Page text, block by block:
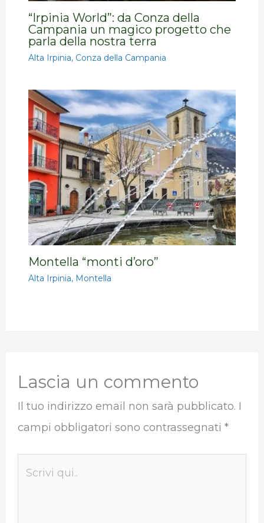
“Irpinia World”: da Conza della
Campania un magico progetto che
parla della nostra terra
Alta Irpinia, Conza della Campania
Montella “monti d’oro”
Alta Irpinia, Montella
Lascia un commento
Il tuo indirizzo email non sarà pubblicato. I
campi obbligatori sono contrassegnati *